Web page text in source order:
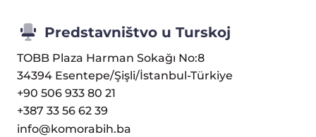
Predstavništvo u Turskoj
TOBB Plaza Harman Sokağı No:8
34394 Esentepe/Şişli/İstanbul-Türkiye
+90 506 933 80 21
+387 33 56 62 39
info@komorabih.ba